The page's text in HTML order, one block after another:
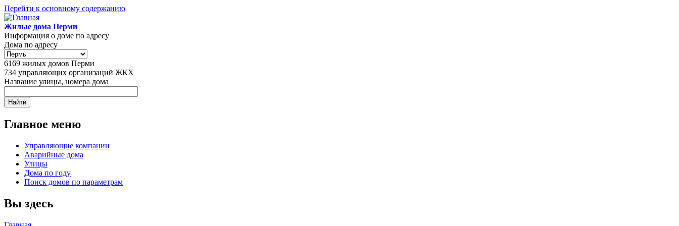
Перейти к основному содержанию
Жилые дома Перми
Информация о доме по адресу
Дома по адресу
6169 жилых домов Перми
734 управляющих организаций ЖКХ
Название улицы, номера дома
Главное меню
Управляющие компании
Аварийные дома
Улицы
Дома по году
Поиск домов по параметрам
Вы здесь